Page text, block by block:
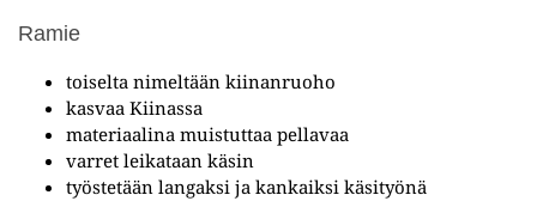
Ramie
toiselta nimeltään kiinanruoho
kasvaa Kiinassa
materiaalina muistuttaa pellavaa
varret leikataan käsin
työstetään langaksi ja kankaiksi käsityönä